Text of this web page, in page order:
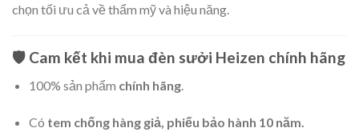
chọn tối ưu cả về thẩm mỹ và hiệu năng.
🛡️ Cam kết khi mua đèn sưởi Heizen chính hãng
100% sản phẩm chính hãng.
Có tem chống hàng giả, phiếu bảo hành 10 năm.